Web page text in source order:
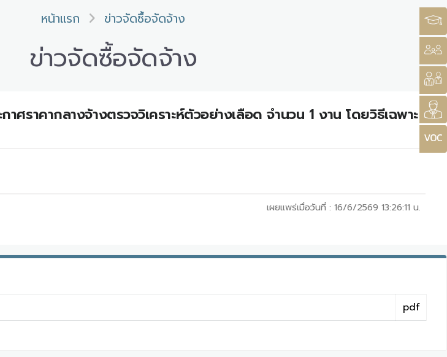
หน้าแรก ข่าวจัดซื้อจัดจ้าง
ข่าวจัดซื้อจัดจ้าง
ศราคากลางจ้างตรวจวิเคราะห์ตัวอย่างเลือด จำนวน 1 งาน โดยวิธีเฉพาะ
เผยแพร่เมื่อวันที่ : 16/6/2569 13:26:11 น.
pdf